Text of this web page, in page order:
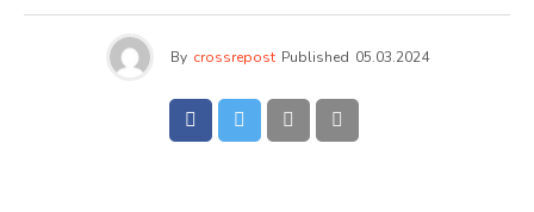
By crossrepost Published 05.03.2024